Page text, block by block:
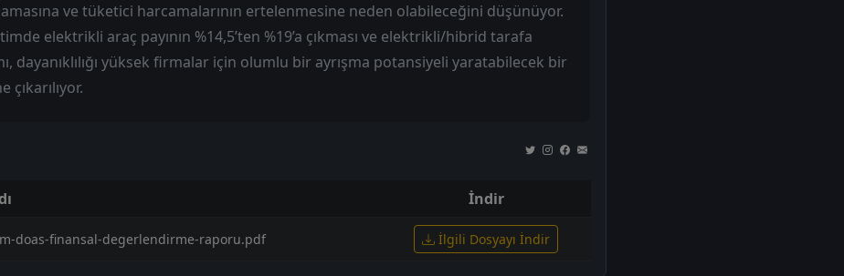
ve tüketici harcamalarının ertelenmesine neden olabileceğini düşünüyor.
elektrikli araç payının %14,5’ten %19’a çıkması ve elektrikli/hibrid tarafa
dayanıklılığı yüksek firmalar için olumlu bir ayrışma potansiyeli yaratabilecek bir
İndir
doas-finansal-degerlendirme-raporu.pdf İlgili Dosyayı İndir